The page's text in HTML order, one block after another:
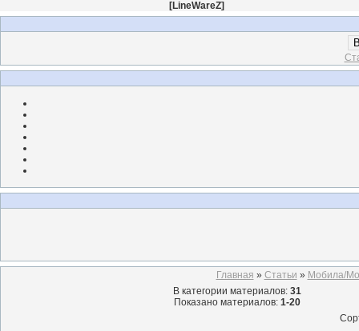
[LineWareZ]
Главная » Статьи » Мобила/
В категории материалов: 31
Показано материалов: 1-20